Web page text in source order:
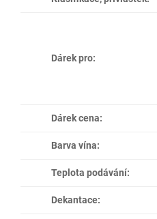
Dárek pro:
Dárek cena:
Barva vína:
Teplota podávání:
Dekantace: